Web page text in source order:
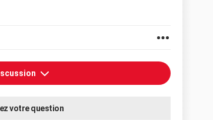
votre question